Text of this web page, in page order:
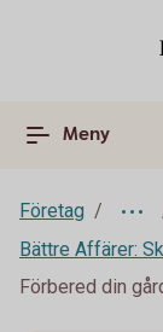
Meny
Företag
Bättre Affärer:
Förbered din